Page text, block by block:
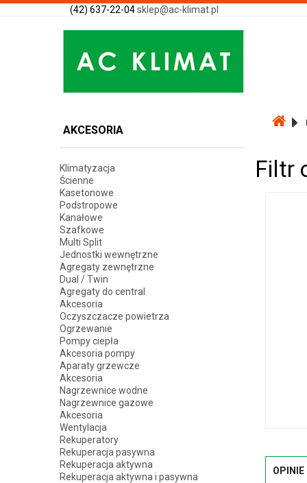
(42) 637-22-04sklep@ac-klimat.pl
AKCESORIA
Klimatyzacja
Ścienne
Kasetonowe
Podstropowe
Kanałowe
Szafkowe
Multi Split
Jednostki wewnętrzne
Agregaty zewnętrzne
Dual / Twin
Agregaty do central
Akcesoria
Oczyszczacze powietrza
Ogrzewanie
Pompy ciepła
Akcesoria pompy
Aparaty grzewcze
Akcesoria
Nagrzewnice wodne
Nagrzewnice gazowe
Akcesoria
Wentylacja
Rekuperatory
Rekuperacja pasywna
Rekuperacja aktywna
Rekuperacja aktywna i pasywna
Filtr
OPINIE